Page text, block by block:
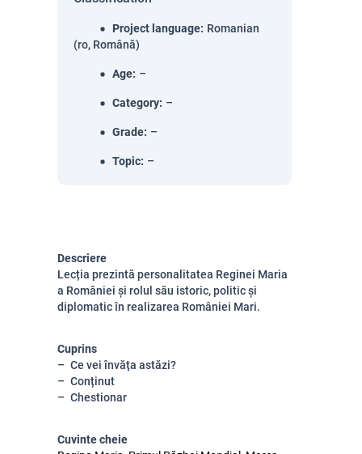
Project language: Romanian
(ro, Română)
Age: –
Category: –
Grade: –
Topic: –
Descriere
Lecția prezintă personalitatea Reginei Maria
a României și rolul său istoric, politic și
diplomatic în realizarea României Mari.
Cuprins
Ce vei învăța astăzi?
Conținut
Chestionar
Cuvinte cheie